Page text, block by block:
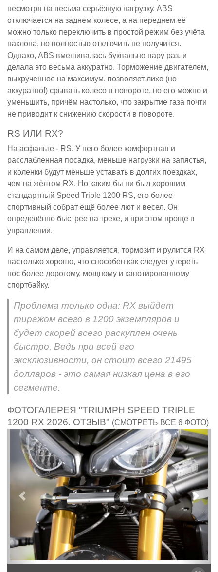
несмотря на весьма серьёзную нагрузку. ABS
отключается на заднем колесе, а на переднем её
можно только переключить в простой режим без учёта
наклона, но полностью отключить не получится.
Однако, ABS вмешивалась буквально пару раз, и
делала это весьма аккуратно. Торможение двигателем,
выкрученное на максимум, позволяет лихо (но
аккуратно!) срывать колесо в повороте, но его можно и
уменьшить, причём настолько, что закрытие газа почти
не приводит к снижению скорости в повороте.
RS ИЛИ RX?
На асфальте - RS. У него более комфортная и
расслабленная посадка, меньше нагрузки на запястья,
и коленки будут меньше уставать в долгих поездках,
чем на жёлтом RX. Но каким бы ни был хорошим
стандартный Speed Triple 1200 RS, его более
спортивный собрат ещё более лют и весел. Он
определённо быстрее на треке, и при этом проще в
управлении.
И на самом деле, управляется, тормозит и рулится RX
настолько хорошо, что способен как следует утереть
нос более дорогому, мощному и капотированному
спортбайку.
Проблема только одна: RX выйдет
тиражом всего в 1200 экземпляров и
будет скорей всего раскуплен очень
быстро. Ведь при всей его
эксклюзивности, он стоит всего 21495
долларов - это самая низкая цена в его
сегменте.
ФОТОГАЛЕРЕЯ "TRIUMPH SPEED TRIPLE
1200 RX 2026. ОТЗЫВ" (СМОТРЕТЬ ВСЕ 6 ФОТО)
Предыдущий